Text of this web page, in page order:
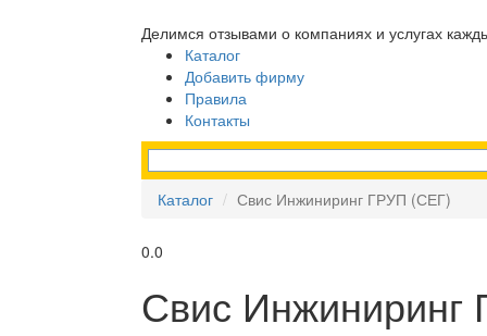
Делимся отзывами о компаниях и услугах
Каталог
Добавить фирму
Правила
Контакты
Каталог Свис Инжиниринг ГРУП (СЕГ)
0.0
Свис